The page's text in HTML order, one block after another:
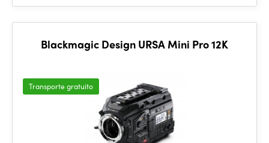
Blackmagic Design URSA Mini Pro 12K
Transporte gratuito